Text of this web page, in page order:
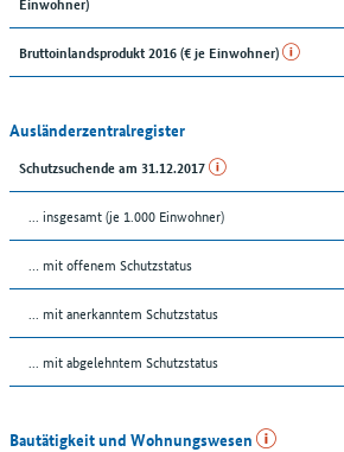
Bruttoinlandsprodukt 2016 (€ je Einwohner)
Ausländerzentralregister
Schutzsuchende am 31.12.2017
... insgesamt (je 1.000 Einwohner)
… mit offenem Schutzstatus
... mit anerkanntem Schutzstatus
... mit abgelehntem Schutzstatus
Bautätigkeit und Wohnungswesen